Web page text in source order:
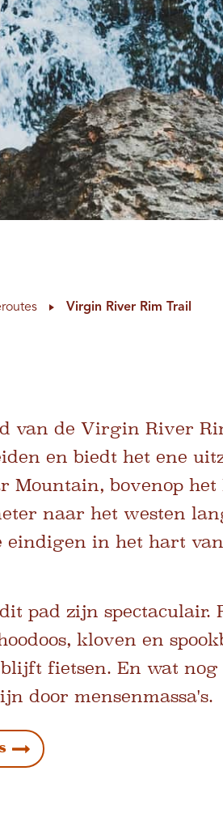
Virgin River Rim Trail
van de Virgin River
en biedt het ene
Mountain, bovenop
naar het westen
in het hart
pad zijn spectaculair.
kloven en
fietsen. En wat
door mensenmassa's.